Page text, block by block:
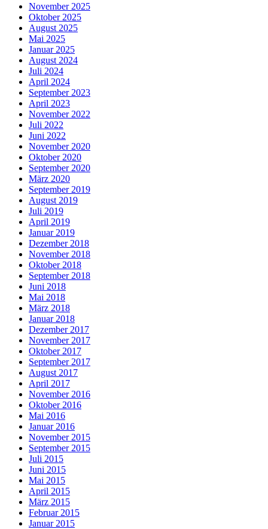
November 2025
Oktober 2025
August 2025
Mai 2025
Januar 2025
August 2024
Juli 2024
April 2024
September 2023
April 2023
November 2022
Juli 2022
Juni 2022
November 2020
Oktober 2020
September 2020
März 2020
September 2019
August 2019
Juli 2019
April 2019
Januar 2019
Dezember 2018
November 2018
Oktober 2018
September 2018
Juni 2018
Mai 2018
März 2018
Januar 2018
Dezember 2017
November 2017
Oktober 2017
September 2017
August 2017
April 2017
November 2016
Oktober 2016
Mai 2016
Januar 2016
November 2015
September 2015
Juli 2015
Juni 2015
Mai 2015
April 2015
März 2015
Februar 2015
Januar 2015